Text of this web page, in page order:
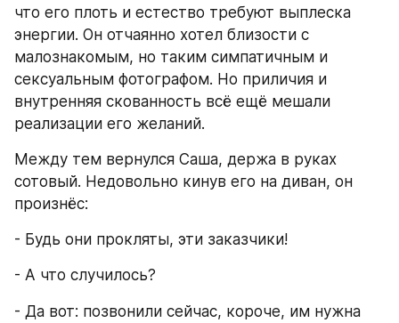
что его плоть и естество требуют выплеска
энергии. Он отчаянно хотел близости с
малознакомым, но таким симпатичным и
сексуальным фотографом. Но приличия и
внутренняя скованность всё ещё мешали
реализации его желаний.
Между тем вернулся Саша, держа в руках
сотовый. Недовольно кинув его на диван, он
произнёс:
- Будь они прокляты, эти заказчики!
- А что случилось?
- Да вот: позвонили сейчас, короче, им нужна